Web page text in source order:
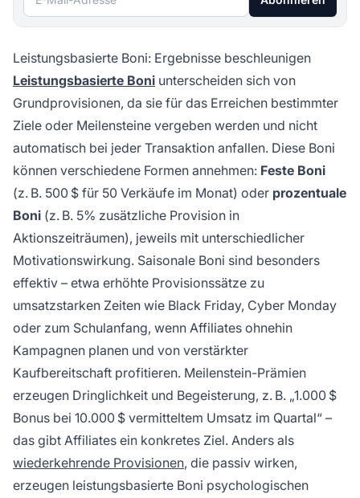
Leistungsbasierte Boni: Ergebnisse beschleunigen
Leistungsbasierte Boni unterscheiden sich von
Grundprovisionen, da sie für das Erreichen bestimmter
Ziele oder Meilensteine vergeben werden und nicht
automatisch bei jeder Transaktion anfallen. Diese Boni
können verschiedene Formen annehmen: Feste Boni
(z. B. 500 $ für 50 Verkäufe im Monat) oder prozentuale
Boni (z. B. 5% zusätzliche Provision in
Aktionszeiträumen), jeweils mit unterschiedlicher
Motivationswirkung. Saisonale Boni sind besonders
effektiv – etwa erhöhte Provisionssätze zu
umsatzstarken Zeiten wie Black Friday, Cyber Monday
oder zum Schulanfang, wenn Affiliates ohnehin
Kampagnen planen und von verstärkter
Kaufbereitschaft profitieren. Meilenstein-Prämien
erzeugen Dringlichkeit und Begeisterung, z. B. „1.000 $
Bonus bei 10.000 $ vermitteltem Umsatz im Quartal“ –
das gibt Affiliates ein konkretes Ziel. Anders als
wiederkehrende Provisionen, die passiv wirken,
erzeugen leistungsbasierte Boni psychologischen